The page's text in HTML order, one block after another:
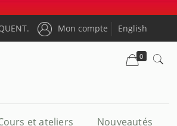
Mon compte English
et ateliers Nouveautés
0